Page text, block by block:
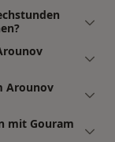
Arounov
mit Gouram